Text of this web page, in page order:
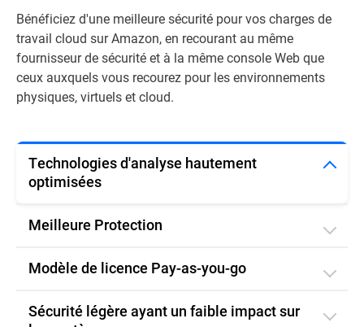
Bénéficiez d'une meilleure sécurité pour vos charges de
travail cloud sur Amazon, en recourant au même
fournisseur de sécurité et à la même console Web que
ceux auxquels vous recourez pour les environnements
physiques, virtuels et cloud.
Technologies d'analyse hautement
optimisées
Meilleure Protection
Modèle de licence Pay-as-you-go
Sécurité légère ayant un faible impact sur